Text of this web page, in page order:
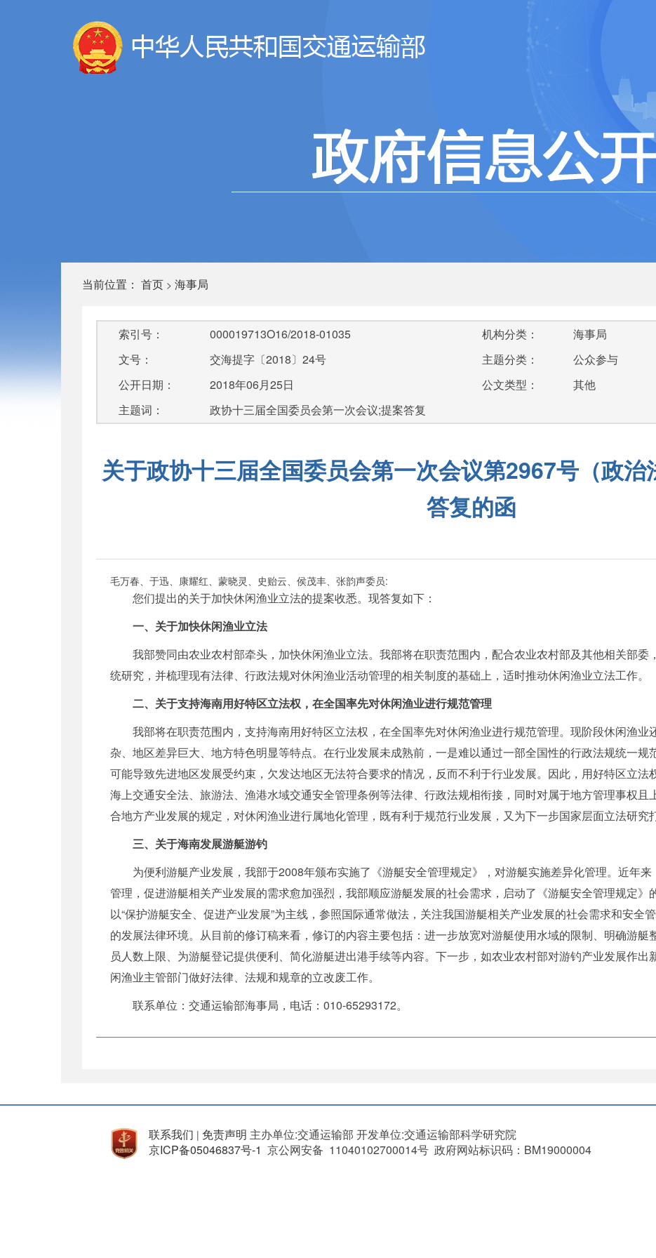
当前位置： 首页 > 海事局
索引号：
000019713O16/2018-01035
文号：
交海提字〔2018〕24号
公开日期：
2018年06月25日
主题词：
政协十三届全国委员会第一次会议;提案答复
机构分类：
海事局
主题分类：
公众参与
公文类型：
其他
关于政协十三届全国委员会第一次会议第2967号（政
答复的函
毛万春、于迅、康耀红、蒙晓灵、史贻云、侯茂丰、张韵声委员:
您们提出的关于加快休闲渔业立法的提案收悉。现答复如下：
一、关于加快休闲渔业立法
我部赞同由农业农村部牵头，加快休闲渔业立法。我部将在职责范围内，配合农业农村部及其他相关部委
统研究，并梳理现有法律、行政法规对休闲渔业活动管理的相关制度的基础上，适时推动休闲渔业立法工作。
二、关于支持海南用好特区立法权，在全国率先对休闲渔业进行规范管理
我部将在职责范围内，支持海南用好特区立法权，在全国率先对休闲渔业进行规范管理。现阶段休闲渔业
杂、地区差异巨大、地方特色明显等特点。在行业发展未成熟前，一是难以通过一部全国性的行政法规统一规
可能导致先进地区发展受约束，欠发达地区无法符合要求的情况，反而不利于行业发展。因此，用好特区立法
海上交通安全法、旅游法、渔港水域交通安全管理条例等法律、行政法规相衔接，同时对属于地方管理事权且
合地方产业发展的规定，对休闲渔业进行属地化管理，既有利于规范行业发展，又为下一步国家层面立法研究
三、关于海南发展游艇游钓
为便利游艇产业发展，我部于2008年颁布实施了《游艇安全管理规定》，对游艇实施差异化管理。近年
管理，促进游艇相关产业发展的需求愈加强烈，我部顺应游艇发展的社会需求，启动了《游艇安全管理规定》
以“保护游艇安全、促进产业发展”为主线，参照国际通常做法，关注我国游艇相关产业发展的社会需求和安全
的发展法律环境。从目前的修订稿来看，修订的内容主要包括：进一步放宽对游艇使用水域的限制、明确游艇
员人数上限、为游艇登记提供便利、简化游艇进出港手续等内容。下一步，如农业农村部对游钓产业发展作
闲渔业主管部门做好法律、法规和规章的立改废工作。
联系单位：交通运输部海事局，电话： 010-65293172。
联系我们 | 免责声明 主办单位:交通运输部 开发单位:交通运输部科学研究院
京ICP备05046837号-1 京公网安备 11040102700014号 政府网站标识码：BM19000004